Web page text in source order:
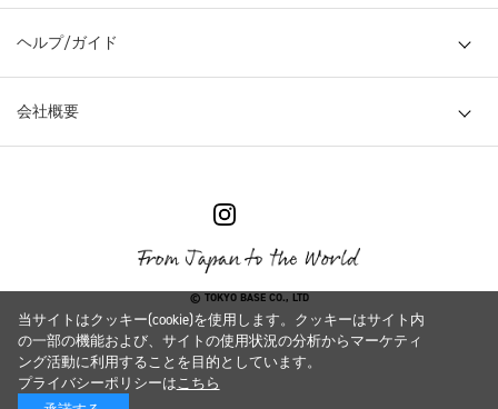
ヘルプ/ガイド
会社概要
© TOKYO BASE CO., LTD
当サイトはクッキー(cookie)を使用します。クッキーはサイト内
の一部の機能および、サイトの使用状況の分析からマーケティ
ング活動に利用することを目的としています。
プライバシーポリシーはこちら